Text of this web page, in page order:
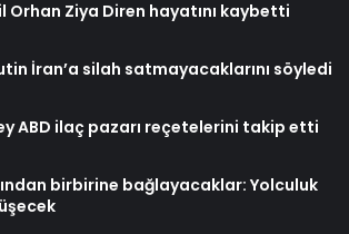
Orhan Ziya Diren hayatını kaybetti
İran’a silah satmayacaklarını söyledi
ABD ilaç pazarı reçetelerini takip etti
birbirine bağlayacaklar: Yolculuk